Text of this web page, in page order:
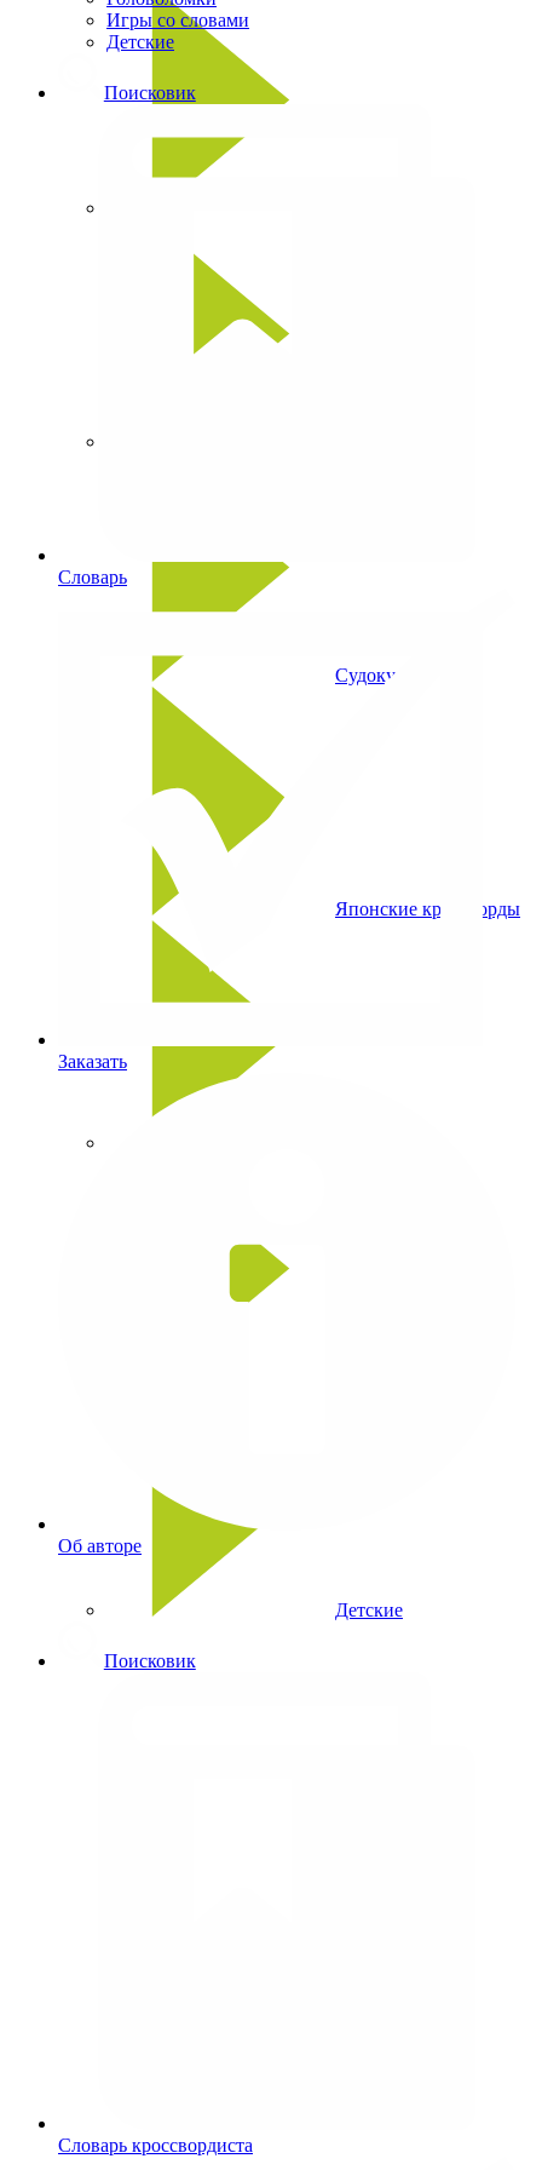
Игры со словами
Детские
Поисковик
Словарь
Заказать
Об авторе
Судоку
Японские кроссворды
Детские
Поисковик
Словарь кроссвордиста